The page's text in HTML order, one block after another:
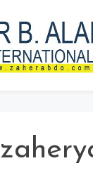
ISS strategy.